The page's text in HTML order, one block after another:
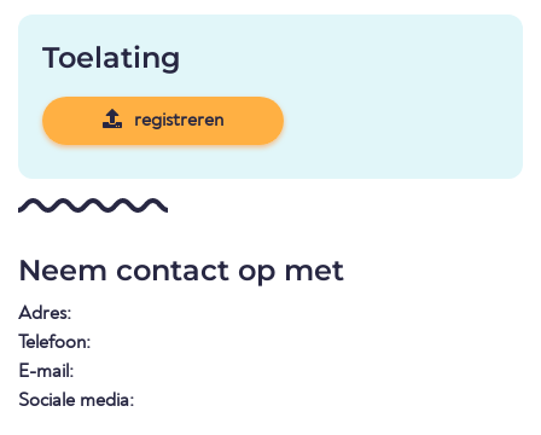
Toelating
registreren
Neem contact op met
Adres:
Telefoon:
E-mail:
Sociale media: